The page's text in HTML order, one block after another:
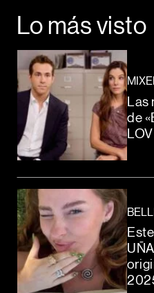
Lo más visto
Las
de